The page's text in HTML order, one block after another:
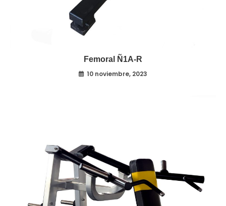
Femoral Ñ1A-R
10 noviembre, 2023